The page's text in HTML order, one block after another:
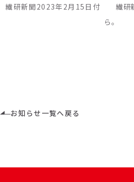
繊研新聞2023年2月15日付 繊研
ら。
お知らせ一覧へ戻る